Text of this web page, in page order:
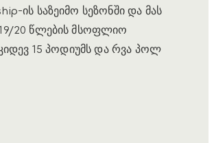
ის საზეიმო სეზონში და მას
20 წლების მსოფლიო
კიდევ 15 პოდიუმს და რვა პოლ